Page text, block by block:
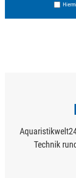
Technik